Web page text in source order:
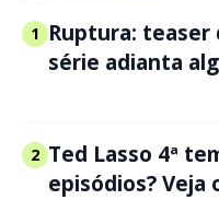
1 Ruptura: teaser
série adianta
2 Ted Lasso 4ª
episódios? Veja